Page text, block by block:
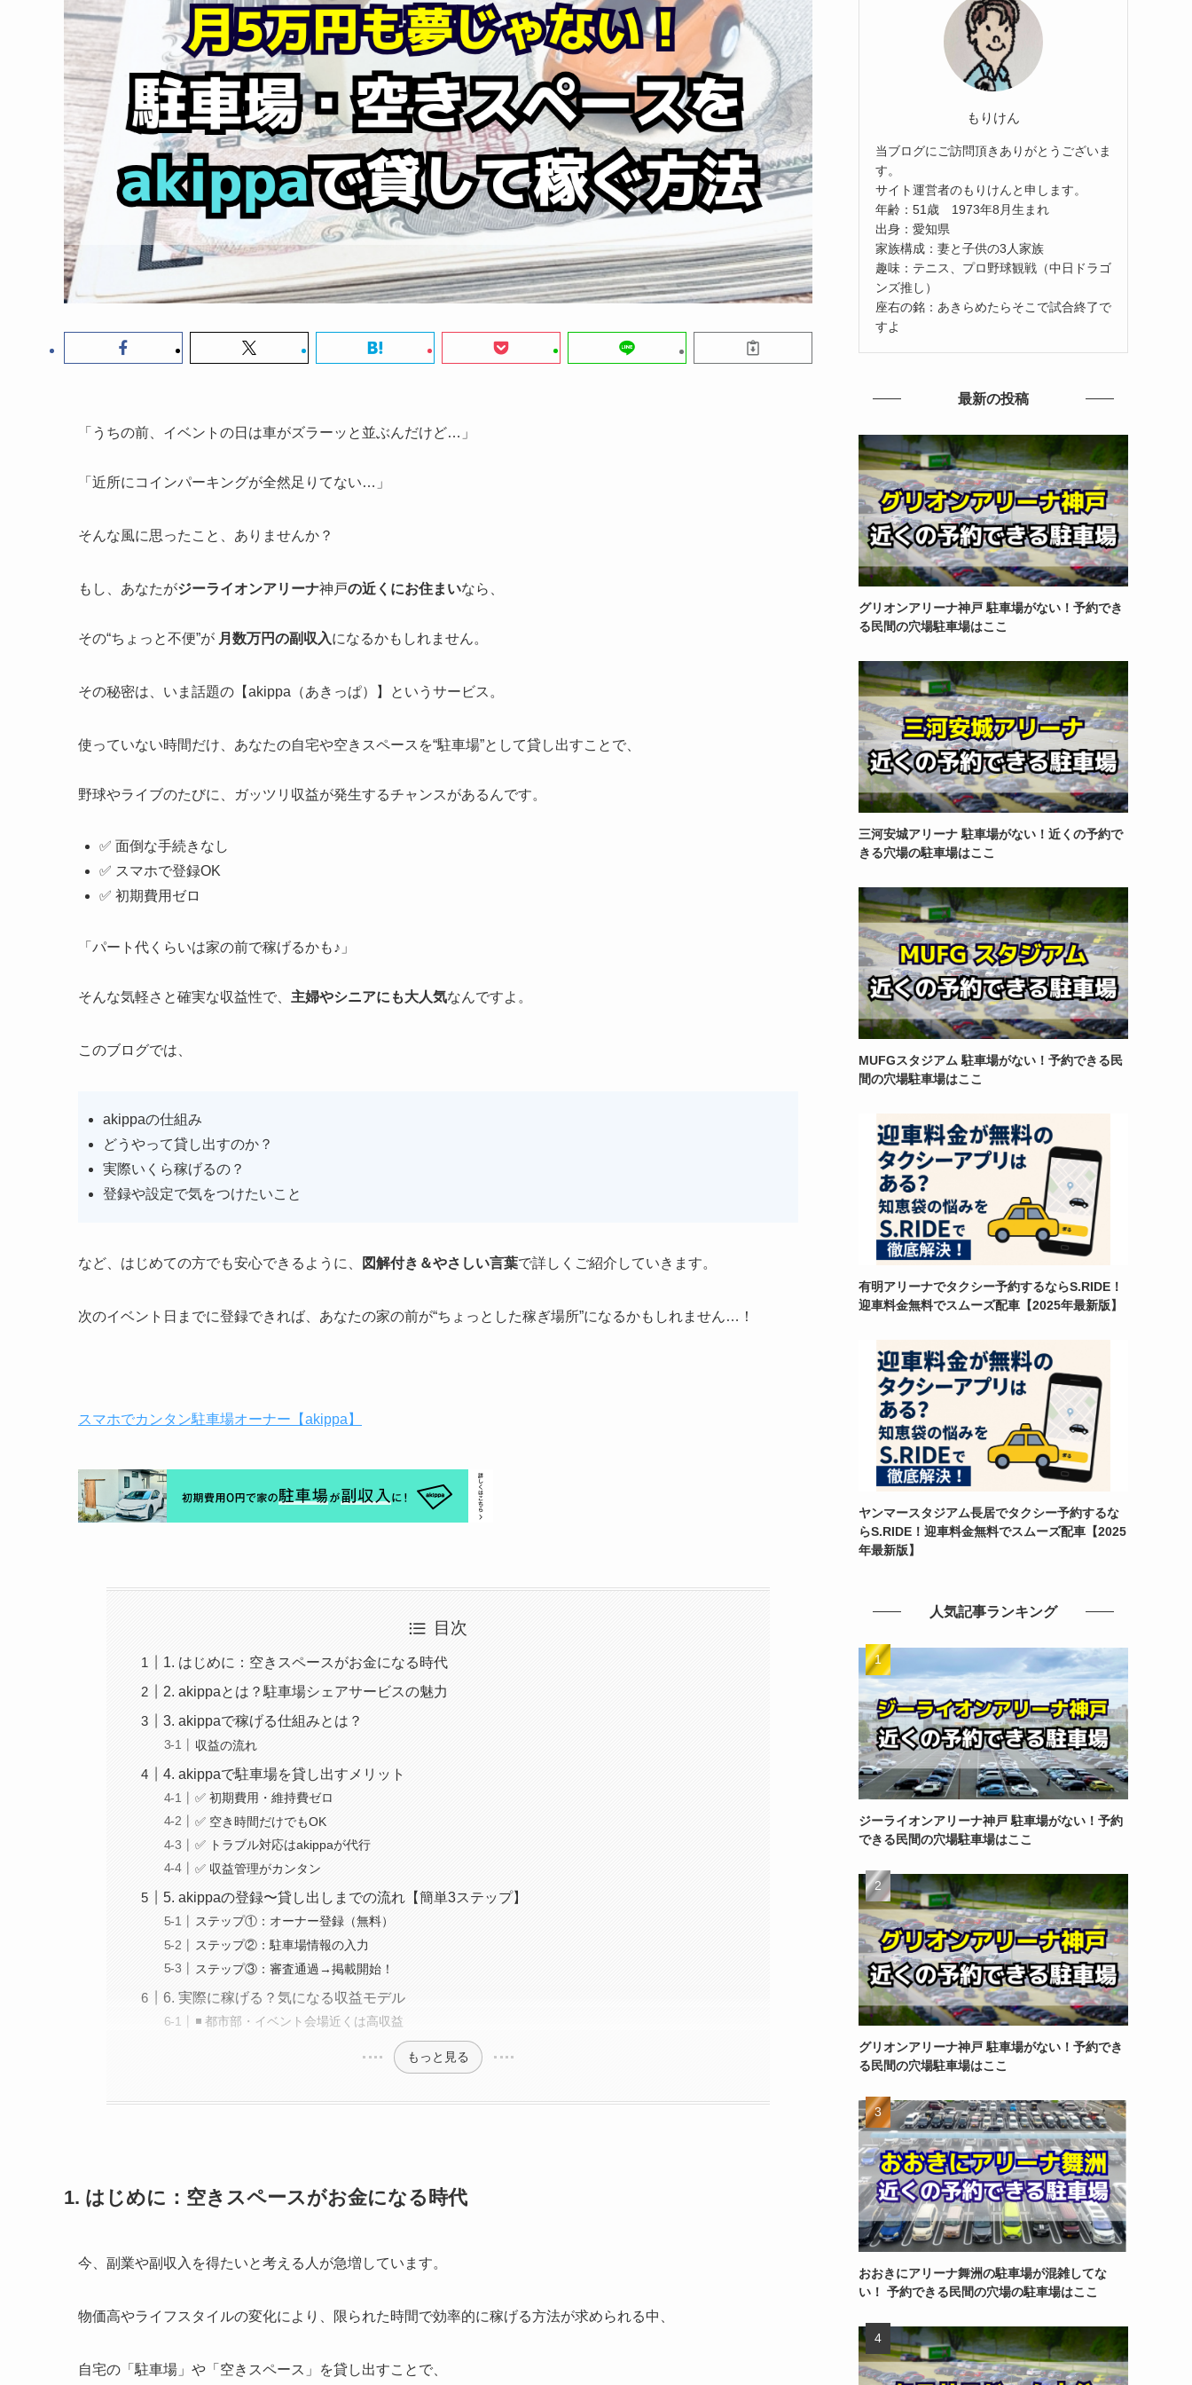
「うちの前、イベントの日は車がズラーッと並ぶんだけど…」
「近所にコインパーキングが全然足りてない…」
そんな風に思ったこと、ありませんか？
もし、あなたがジーライオンアリーナ神戸の近くにお住まいなら、
その“ちょっと不便”が 月数万円の副収入になるかもしれません。
その秘密は、いま話題の【akippa（あきっぱ）】というサービス。
使っていない時間だけ、あなたの自宅や空きスペースを“駐車場”として貸し出すことで、
野球やライブのたびに、ガッツリ収益が発生するチャンスがあるんです。
✅ 面倒な手続きなし
✅ スマホで登録OK
✅ 初期費用ゼロ
「パート代くらいは家の前で稼げるかも♪」
そんな気軽さと確実な収益性で、 主婦やシニアにも大人気なんですよ。
このブログでは、
akippaの仕組み
どうやって貸し出すのか？
実際いくら稼げるの？
登録や設定で気をつけたいこと
など、はじめての方でも安心できるように、 図解付き＆やさしい言葉で詳しくご紹介していきます。
次のイベント日までに登録できれば、あなたの家の前が“ちょっとした稼ぎ場所”になるかもしれません…！
スマホでカンタン駐車場オーナー【akippa】
目次
1. はじめに：空きスペースがお金になる時代
2. akippaとは？駐車場シェアサービスの魅力
3. akippaで稼げる仕組みとは？
収益の流れ
4. akippaで駐車場を貸し出すメリット
✅ 初期費用・維持費ゼロ
✅ 空き時間だけでもOK
✅ トラブル対応はakippaが代行
✅ 収益管理がカンタン
5. akippaの登録〜貸し出しまでの流れ【簡単3ステップ】
ステップ①：オーナー登録（無料）
ステップ②：駐車場情報の入力
ステップ③：審査通過→掲載開始！
6. 実際に稼げる？気になる収益モデル
◾️ 都市部・イベント会場近くは高収益
もっと見る
1. はじめに：空きスペースがお金になる時代
今、副業や副収入を得たいと考える人が急増しています。
物価高やライフスタイルの変化により、限られた時間で効率的に稼げる方法が求められる中、
自宅の「駐車場」や「空きスペース」を貸し出すことで、
もりけん
当ブログにご訪問頂きありがとうございま
す。
サイト運営者のもりけんと申します。
年齢：51歳 1973年8月生まれ
出身：愛知県
家族構成：妻と子供の3人家族
趣味：テニス、プロ野球観戦（中日ドラゴ
ンズ推し）
座右の銘：あきらめたらそこで試合終了で
すよ
最新の投稿
グリオンアリーナ神戸 駐車場がない！予約でき
る民間の穴場駐車場はここ
三河安城アリーナ 駐車場がない！近くの予約で
きる穴場の駐車場はここ
MUFGスタジアム 駐車場がない！予約できる民
間の穴場駐車場はここ
有明アリーナでタクシー予約するならS.RIDE！
迎車料金無料でスムーズ配車【2025年最新版】
ヤンマースタジアム長居でタクシー予約するな
らS.RIDE！迎車料金無料でスムーズ配車【2025
年最新版】
人気記事ランキング
ジーライオンアリーナ神戸 駐車場がない！予約
できる民間の穴場駐車場はここ
グリオンアリーナ神戸 駐車場がない！予約でき
る民間の穴場駐車場はここ
おおきにアリーナ舞洲の駐車場が混雑してな
い！ 予約できる民間の穴場の駐車場はここ